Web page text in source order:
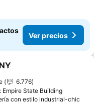
Ver precios
a favoritos
6.776
Empire State Building
con estilo industrial-chic